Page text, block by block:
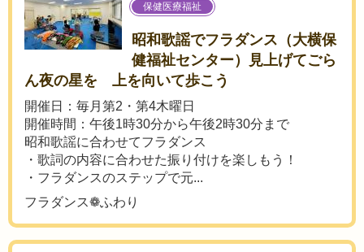
保健医療福祉
昭和歌謡でフラダンス（大横保
健福祉センター）見上げてごら
ん夜の星を 上を向いて歩こう
開催日：毎月第2・第4木曜日
開催時間：午後1時30分から午後2時30分まで
昭和歌謡に合わせてフラダンス
・歌詞の内容に合わせた振り付けを楽しもう！
・フラダンスのステップで元...
フラダンス❁ふわり